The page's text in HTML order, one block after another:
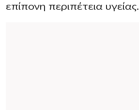
επίπονη περιπέτεια υγείας.